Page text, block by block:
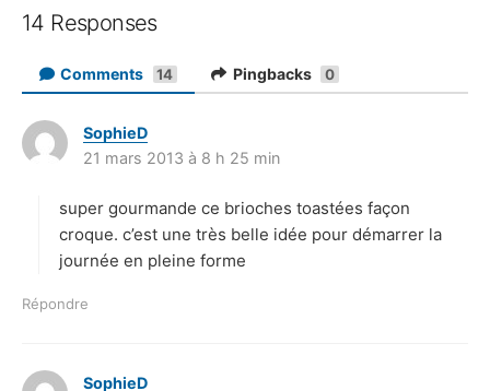
14 Responses
Comments 14 Pingbacks 0
SophieD
i
:
21 mars 2013 à 8 h 25 min
super gourmande ce brioches toastées façon
croque. c’est une très belle idée pour démarrer la
journée en pleine forme
Répondre
SophieD